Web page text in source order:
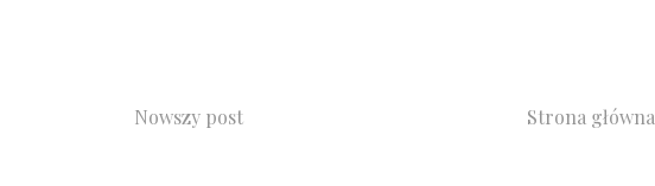
Nowszy post Strona główna